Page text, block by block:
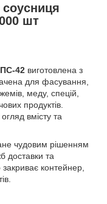
шт
42 виготовлена з
для фасування,
меду, спецій,
продуктів.
вмісту та
чудовим рішенням
доставки та
контейнер,